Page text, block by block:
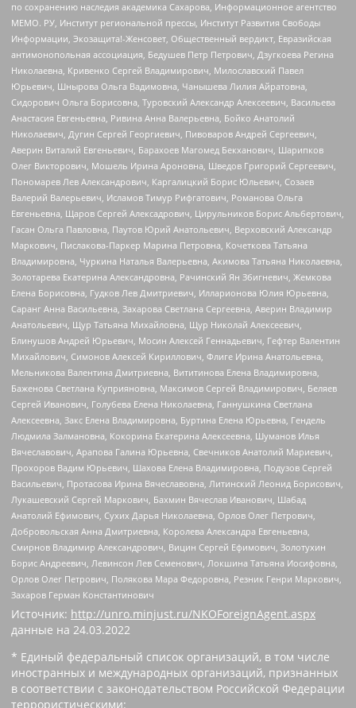
по сохранению наследия академика Сахарова, Информационное агентство
МЕМО. РУ, Институт региональной прессы, Институт Развития Свободы
Информации, Экозащита!-Женсовет, Общественный вердикт, Евразийская
антимонопольная ассоциация, Бедушев Петр Петрович, Дзугкоева Регина
Николаевна, Кривенко Сергей Владимирович, Милославский Павел
Юрьевич, Шнырова Ольга Вадимовна, Чанышева Лилия Айратовна,
Сидорович Ольга Борисовна, Туровский Александр Алексеевич, Васильева
Анастасия Евгеньевна, Ривина Анна Валерьевна, Бойко Анатолий
Николаевич, Дугин Сергей Георгиевич, Пивоваров Андрей Сергеевич,
Аверин Виталий Евгеньевич, Барахоев Магомед Бекханович, Шарипков
Олег Викторович, Мошель Ирина Ароновна, Шведов Григорий Сергеевич,
Пономарев Лев Александрович, Каргалицкий Борис Юльевич, Созаев
Валерий Валерьевич, Исламов Тимур Рифгатович, Романова Ольга
Евгеньевна, Щаров Сергей Алексадрович, Цирульников Борис Альбертович,
Гасан Ольга Павловна, Паутов Юрий Анатольевич, Верховский Александр
Маркович, Пислакова-Паркер Марина Петровна, Кочеткова Татьяна
Владимировна, Чуркина Наталья Валерьевна, Акимова Татьяна Николаевна,
Золотарева Екатерина Александровна, Рачинский Ян Збигневич, Жемкова
Елена Борисовна, Гудков Лев Дмитриевич, Илларионова Юлия Юрьевна,
Саранг Анна Васильевна, Захарова Светлана Сергеевна, Аверин Владимир
Анатольевич, Щур Татьяна Михайловна, Щур Николай Алексеевич,
Блинушов Андрей Юрьевич, Мосин Алексей Геннадьевич, Гефтер Валентин
Михайлович, Симонов Алексей Кириллович, Флиге Ирина Анатольевна,
Мельникова Валентина Дмитриевна, Вититинова Елена Владимировна,
Баженова Светлана Куприяновна, Максимов Сергей Владимирович, Беляев
Сергей Иванович, Голубева Елена Николаевна, Ганнушкина Светлана
Алексеевна, Закс Елена Владимировна, Буртина Елена Юрьевна, Гендель
Людмила Залмановна, Кокорина Екатерина Алексеевна, Шуманов Илья
Вячеславович, Арапова Галина Юрьевна, Свечников Анатолий Мариевич,
Прохоров Вадим Юрьевич, Шахова Елена Владимировна, Подузов Сергей
Васильевич, Протасова Ирина Вячеславовна, Литинский Леонид Борисович,
Лукашевский Сергей Маркович, Бахмин Вячеслав Иванович, Шабад
Анатолий Ефимович, Сухих Дарья Николаевна, Орлов Олег Петрович,
Добровольская Анна Дмитриевна, Королева Александра Евгеньевна,
Смирнов Владимир Александрович, Вицин Сергей Ефимович, Золотухин
Борис Андреевич, Левинсон Лев Семенович, Локшина Татьяна Иосифовна,
Орлов Олег Петрович, Полякова Мара Федоровна, Резник Генри Маркович,
Захаров Герман Константинович
Источник: http://unro.minjust.ru/NKOForeignAgent.aspx
данные на 24.03.2022
* Единый федеральный список организаций, в том числе
иностранных и международных организаций, признанных
в соответствии с законодательством Российской Федерации
террористическими: